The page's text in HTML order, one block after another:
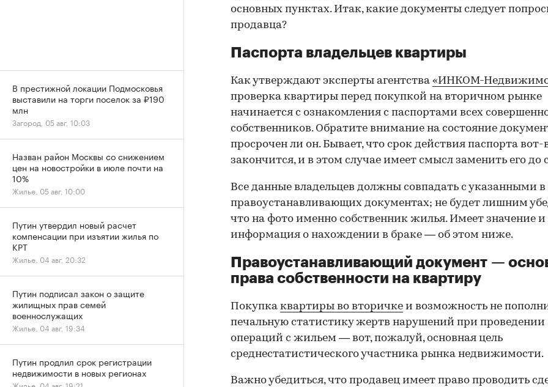
основных пунктах. Итак, какие документы следует
продавца?
Паспорта владельцев квартиры
Как утверждают эксперты агентства «ИНКОМ-
проверка квартиры перед покупкой на вторичном рынке
начинается с ознакомления с паспортами всех
собственников. Обратите внимание на состояние
просрочен ли он. Бывает, что срок действия паспорта вот-
закончится, и в этом случае имеет смысл заменить его до
Все данные владельцев должны совпадать с указанными в
правоустанавливающих документах; не будет лишним
что на фото именно собственник жилья. Имеет значение и
информация о нахождении в браке — об этом ниже.
Правоустанавливающий документ —
права собственности на квартиру
Покупка квартиры во вторичке и возможность не
печальную статистику жертв нарушений при проведении
операций с жильем — вот, пожалуй, основная цель
среднестатистического участника рынка недвижимости.
Важно убедиться, что продавец имеет право проводить
В престижной локации Подмосковья
выставили на торги поселок за ₽190
млн
Загород, 05 авг, 10:03
Назван район Москвы со снижением
цен на новостройки в июле почти на
10%
Жилье, 05 авг, 10:00
Путин утвердил новый расчет
компенсации при изъятии жилья по
КРТ
Жилье, 04 авг, 20:32
Путин подписал закон о защите
жилищных прав семей
военнослужащих
Жилье, 04 авг, 19:34
Путин продлил срок регистрации
недвижимости в новых регионах